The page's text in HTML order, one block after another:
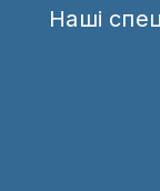
Наші